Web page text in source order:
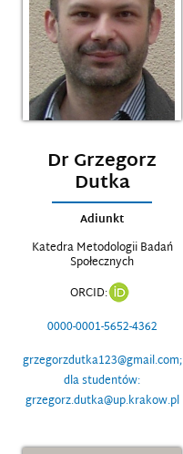
Dr Grzegorz
Dutka
Adiunkt
Katedra Metodologii Badań
Społecznych
ORCID:
0000-0001-5652-4362
grzegorzdutka123@gmail.com;
dla studentów:
grzegorz.dutka@up.krakow.pl